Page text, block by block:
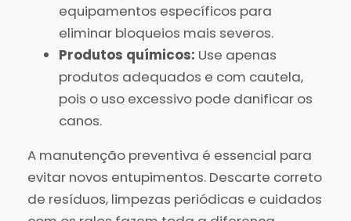
equipamentos específicos para
eliminar bloqueios mais severos.
Produtos químicos: Use apenas
produtos adequados e com cautela,
pois o uso excessivo pode danificar os
canos.
A manutenção preventiva é essencial para
evitar novos entupimentos. Descarte correto
de resíduos, limpezas periódicas e cuidados